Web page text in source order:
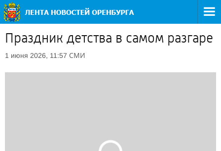
Праздник детства в самом разгаре
1 июня 2026, 11:57 СМИ